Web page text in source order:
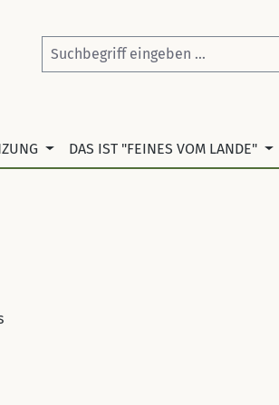
DAS IST "FEINES VOM LANDE"